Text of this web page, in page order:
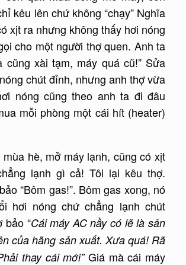
kêu lên chứ không “chạy” Nghĩa
xịt ra nhưng không thấy hơi nóng
cho một người thợ quen. Anh ta
cũng xài tạm, máy quá cũ!” Sửa
chút đỉnh, nhưng anh thợ vừa
nóng cũng theo anh ta đi đâu
mỗi phòng một cái hít (heater)
mở máy lạnh, cũng có xịt
lạnh gì cả! Tôi lại kêu thợ.
“Bôm gas!”. Bôm gas xong, nó
hơi nóng chứ chẳng lạnh chút
bảo “Cái máy AC nầy có lẽ là sản
của hãng sản xuất. Xưa quá! Rã
thay cái mới”Giá mà cái máy